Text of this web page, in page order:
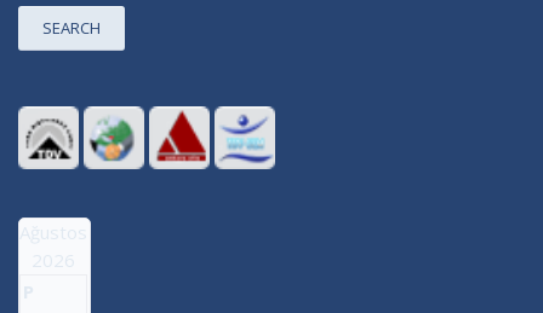
SEARCH
Ağustos
2026
P